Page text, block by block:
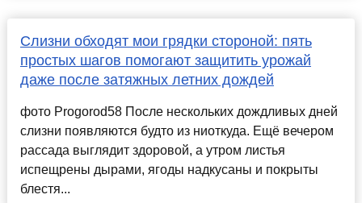
Слизни обходят мои грядки стороной: пять
простых шагов помогают защитить урожай
даже после затяжных летних дождей
фото Progorod58 После нескольких дождливых дней
слизни появляются будто из ниоткуда. Ещё вечером
рассада выглядит здоровой, а утром листья
испещрены дырами, ягоды надкусаны и покрыты
блестя...